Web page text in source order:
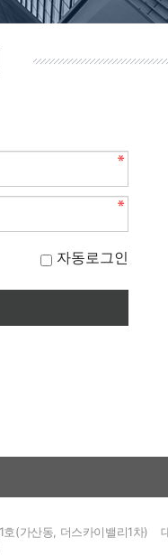
자동로그인
(가산동, 더스카이밸리1차)